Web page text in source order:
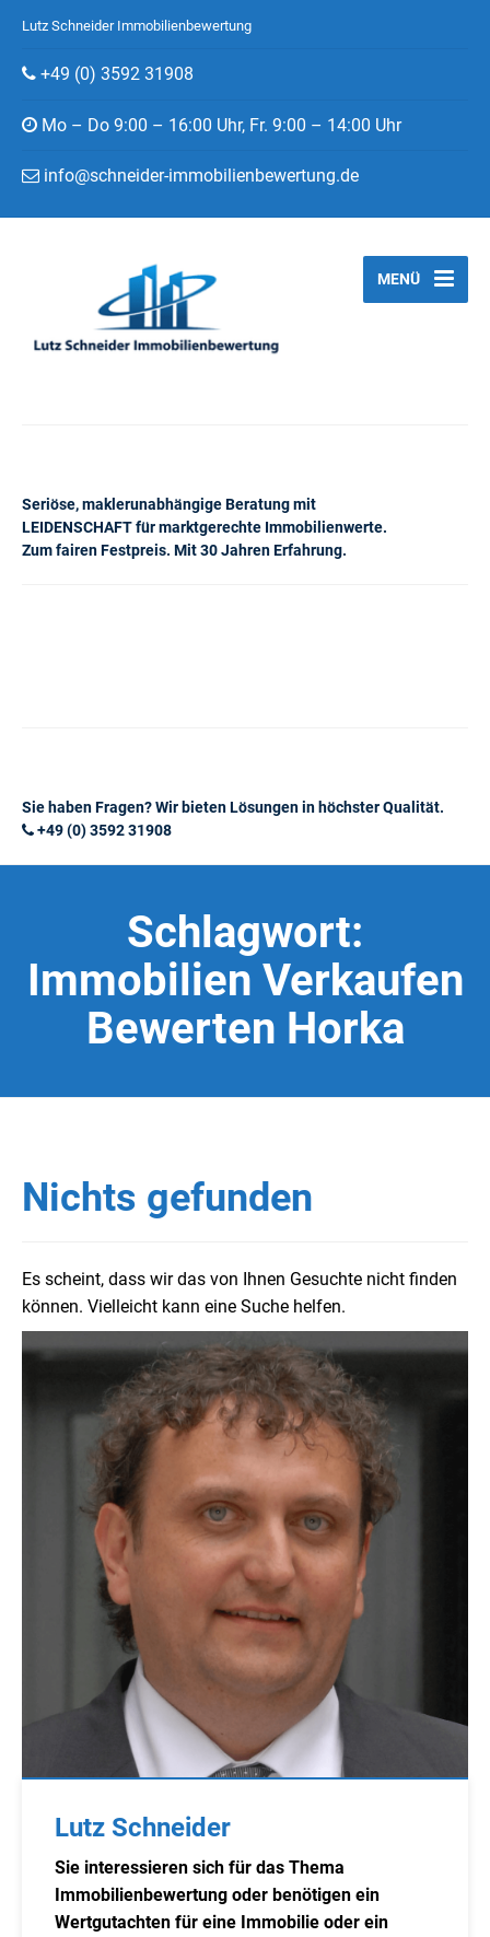
Lutz Schneider Immobilienbewertung
+49 (0) 3592 31908
Mo – Do 9:00 – 16:00 Uhr, Fr. 9:00 – 14:00 Uhr
info@schneider-immobilienbewertung.de
Seriöse, maklerunabhängige Beratung mit
LEIDENSCHAFT für marktgerechte Immobilienwerte.
Zum fairen Festpreis. Mit 30 Jahren Erfahrung.
MENÜ
Sie haben Fragen? Wir bieten Lösungen in höchster Qualität.
+49 (0) 3592 31908
Schlagwort:
Immobilien Verkaufen
Bewerten Horka
Nichts gefunden
Es scheint, dass wir das von Ihnen Gesuchte nicht finden
können. Vielleicht kann eine Suche helfen.
Lutz Schneider
Sie interessieren sich für das Thema
Immobilienbewertung oder benötigen ein
Wertgutachten für eine Immobilie oder ein